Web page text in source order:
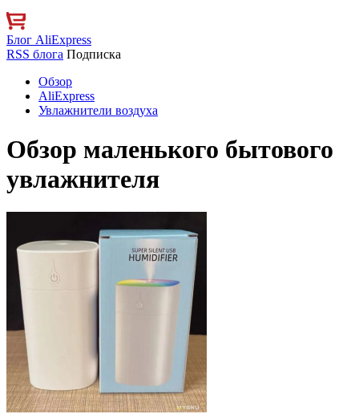
Блог AliExpress
RSS блога Подписка
Обзор
AliExpress
Увлажнители воздуха
Обзор маленького бытового
увлажнителя